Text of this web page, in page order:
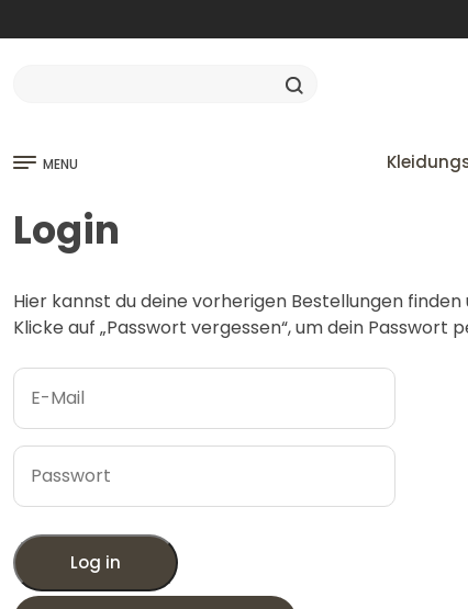
MENU
Login
Hier kannst du deine vorherigen Bestellungen
Klicke auf „Passwort vergessen“, um dein Passwort
Log in